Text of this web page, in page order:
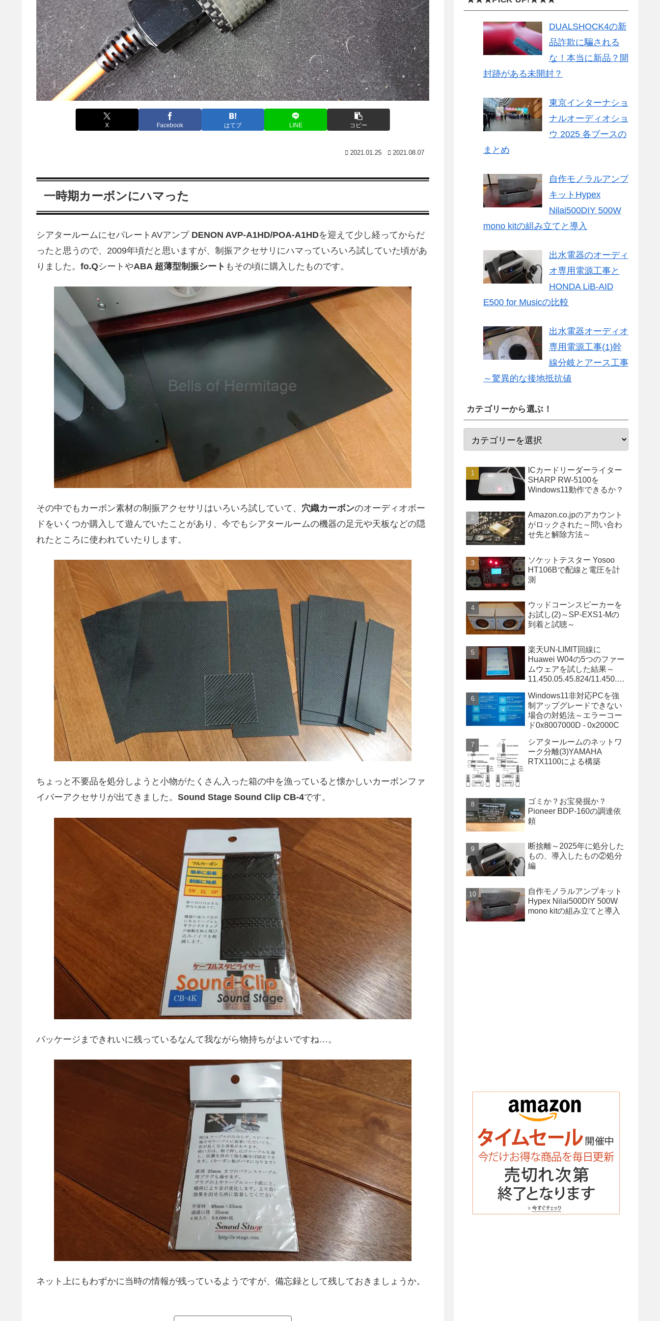
X Facebook はてブ LINE コピー
2021.01.25 2021.08.07
一時期カーボンにハマった
シアタールームにセパレートAVアンプ DENON AVP-A1HD/POA-A1HDを迎えて少し経ってからだ
ったと思うので、2009年頃だと思いますが、制振アクセサリにハマっていろいろ試していた頃があ
りました。 fo.QシートやABA 超薄型制振シート もその頃に購入したものです。
その中でもカーボン素材の制振アクセサリはいろいろ試していて、 穴織カーボンのオーディオボー
ドをいくつか購入して遊んでいたことがあり、今でもシアタールームの機器の足元や天板などの隠
れたところに使われていたりします。
ちょっと不要品を処分しようと小物がたくさん入った箱の中を漁っていると懐かしいカーボンファ
イバーアクセサリが出てきました。 Sound Stage Sound Clip CB-4です。
パッケージまできれいに残っているなんて我ながら物持ちがよいですね…。
ネット上にもわずかに当時の情報が残っているようですが、備忘録として残しておきましょうか。
DUALSHOCK4の新
品詐欺に騙される
な！本当に新品？開
封跡がある未開封？
東京インターナショ
ナルオーディオショ
ウ 2025 各ブースの
まとめ
自作モノラルアンプ
キットHypex
Nilai500DIY 500W
mono kitの組み立てと導入
出水電器のオーディ
オ専用電源工事と
HONDA LiB-AID
E500 for Musicの比較
出水電器オーディオ
専用電源工事(1)幹
線分岐とアース工事
～驚異的な接地抵抗値
カテゴリーから選ぶ！
ICカードリーダーライター
SHARP RW-5100を
Windows11動作できるか？
Amazon.co.jpのアカウント
がロックされた～問い合わ
せ先と解除方法～
ソケットテスター Yosoo
HT106Bで配線と電圧を計
測
ウッドコーンスピーカーを
お試し(2)～SP-EXS1-Mの
到着と試聴～
楽天UN-LIMIT回線に
Huawei W04の5つのファー
ムウェアを試した結果～
11.450.05.45.824/11.450.05
OK～
Windows11非対応PCを強
制アップグレードできない
場合の対処法～エラーコー
ド0x8007000D - 0x2000C
シアタールームのネットワ
ーク分離(3)YAMAHA
RTX1100による構築
ゴミか？お宝発掘か？
Pioneer BDP-160の調達依
頼
断捨離～2025年に処分した
もの、導入したもの②処分
編
自作モノラルアンプキット
Hypex Nilai500DIY 500W
mono kitの組み立てと導入